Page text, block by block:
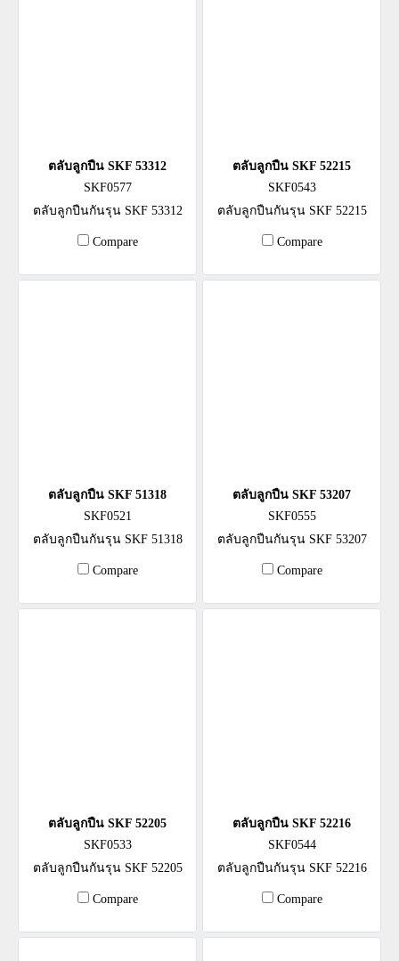
ตลับลูกปืน SKF 53312
SKF0577
ตลับลูกปืนกันรุน SKF 53312
Compare
ตลับลูกปืน SKF 52215
SKF0543
ตลับลูกปืนกันรุน SKF 52215
Compare
ตลับลูกปืน SKF 51318
SKF0521
ตลับลูกปืนกันรุน SKF 51318
Compare
ตลับลูกปืน SKF 53207
SKF0555
ตลับลูกปืนกันรุน SKF 53207
Compare
ตลับลูกปืน SKF 52205
SKF0533
ตลับลูกปืนกันรุน SKF 52205
Compare
ตลับลูกปืน SKF 52216
SKF0544
ตลับลูกปืนกันรุน SKF 52216
Compare